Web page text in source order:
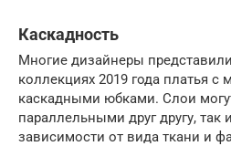
Каскадность
Многие дизайнеры
коллекциях 2019 года платья с
каскадными юбками. Слои
параллельными друг другу,
зависимости от вида ткани и